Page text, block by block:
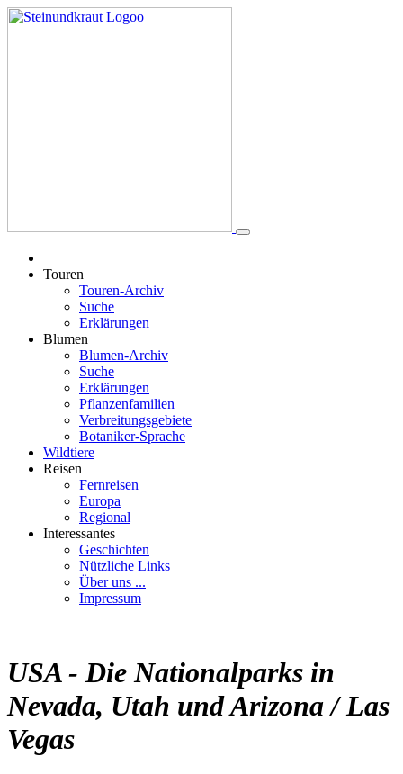
Touren
Touren-Archiv
Suche
Erklärungen
Blumen
Blumen-Archiv
Suche
Erklärungen
Pflanzenfamilien
Verbreitungsgebiete
Botaniker-Sprache
Wildtiere
Reisen
Fernreisen
Europa
Regional
Interessantes
Geschichten
Nützliche Links
Über uns ...
Impressum
USA - Die Nationalparks in
Nevada, Utah und Arizona / Las
Vegas